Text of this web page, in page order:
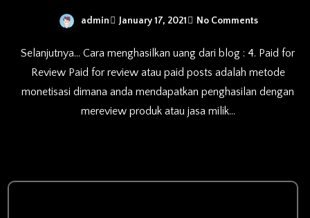
admin January 17, 2021 No Comments
Selanjutnya… Cara menghasilkan uang dari blog : 4. Paid for
Review Paid for review atau paid posts adalah metode
monetisasi dimana anda mendapatkan penghasilan dengan
mereview produk atau jasa milik…